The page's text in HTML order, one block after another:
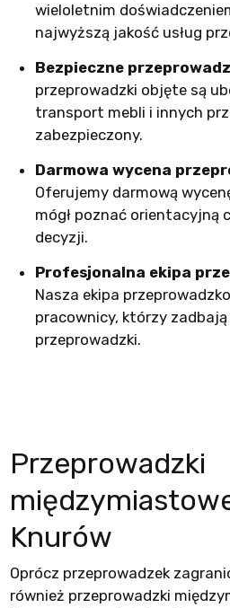
wieloletnim
najwyższą jakość usług
Bezpieczne
przeprowadzki objęte są
transport mebli i innych
zabezpieczony.
Darmowa wycena
Oferujemy darmową
mógł poznać orientacyjną
decyzji.
Profesjonalna ekipa
Nasza ekipa
pracownicy, którzy
przeprowadzki.
Przeprowadzki
Knurów
Oprócz przeprowadzek
również przeprowadzki